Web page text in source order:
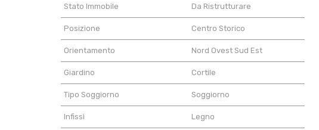
Stato Immobile Da Ristrutturare
Posizione Centro Storico
Orientamento Nord Ovest Sud Est
Giardino Cortile
Tipo Soggiorno Soggiorno
Infissi Legno